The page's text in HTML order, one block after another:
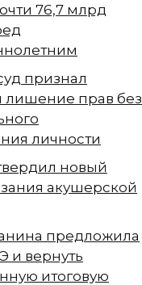
76,7 млрд
признал
лишение прав без
личности
новый
акушерской
предложила
и вернуть
итоговую